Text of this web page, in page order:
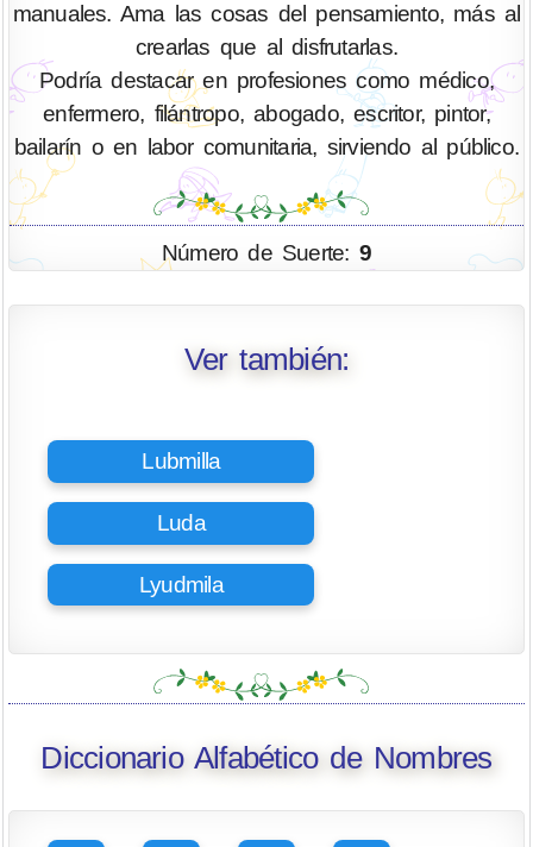
manuales. Ama las cosas del pensamiento, más al
crearlas que al disfrutarlas.
Podría destacar en profesiones como médico,
enfermero, filántropo, abogado, escritor, pintor,
bailarín o en labor comunitaria, sirviendo al público.
Número de Suerte: 9
Ver también:
Lubmilla
Luda
Lyudmila
Diccionario Alfabético de Nombres